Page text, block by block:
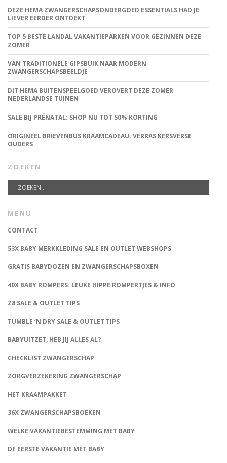
DEZE HEMA ZWANGERSCHAPSONDERGOED ESSENTIALS HAD JE
LIEVER EERDER ONTDEKT
TOP 5 BESTE LANDAL VAKANTIEPARKEN VOOR GEZINNEN DEZE
ZOMER
VAN TRADITIONELE GIPSBUIK NAAR MODERN
ZWANGERSCHAPSBEELDJE
DIT HEMA BUITENSPEELGOED VEROVERT DEZE ZOMER
NEDERLANDSE TUINEN
SALE BIJ PRÉNATAL: SHOP NU TOT 50% KORTING
ORIGINEEL BRIEVENBUS KRAAMCADEAU: VERRAS KERSVERSE
OUDERS
ZOEKEN
MENU
CONTACT
53X BABY MERKKLEDING SALE EN OUTLET WEBSHOPS
GRATIS BABYDOZEN EN ZWANGERSCHAPSBOXEN
40X BABY ROMPERS: LEUKE HIPPE ROMPERTJES & INFO
Z8 SALE & OUTLET TIPS
TUMBLE ‘N DRY SALE & OUTLET TIPS
BABYUITZET, HEB JIJ ALLES AL?
CHECKLIST ZWANGERSCHAP
ZORGVERZEKERING ZWANGERSCHAP
HET KRAAMPAKKET
36X ZWANGERSCHAPSBOEKEN
WELKE VAKANTIEBESTEMMING MET BABY
DE EERSTE VAKANTIE MET BABY